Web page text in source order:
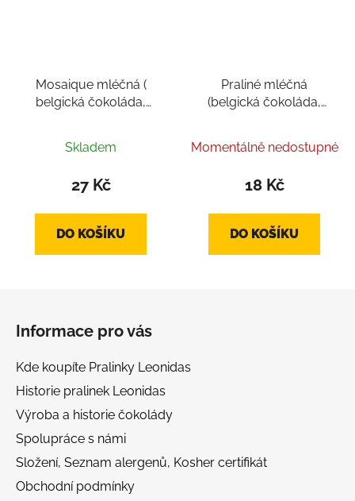
Mosaique mléčná (
belgická čokoláda,
Skladem
27 Kč
DO KOŠÍKU
Praliné mléčná
(belgická čokoláda,
Momentálně nedostupné
18 Kč
DO KOŠÍKU
Informace pro vás
Kde koupíte Pralinky Leonidas
Historie pralinek Leonidas
Výroba a historie čokolády
Spolupráce s námi
Složení, Seznam alergenů, Kosher certifikát
Obchodní podmínky